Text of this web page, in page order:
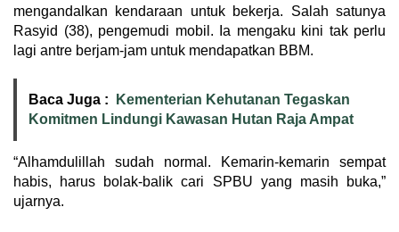
mengandalkan kendaraan untuk bekerja. Salah satunya
Rasyid (38), pengemudi mobil. Ia mengaku kini tak perlu
lagi antre berjam-jam untuk mendapatkan BBM.
Baca Juga :
Kementerian Kehutanan Tegaskan
Komitmen Lindungi Kawasan Hutan Raja Ampat
“Alhamdulillah sudah normal. Kemarin-kemarin sempat
habis, harus bolak-balik cari SPBU yang masih buka,”
ujarnya.